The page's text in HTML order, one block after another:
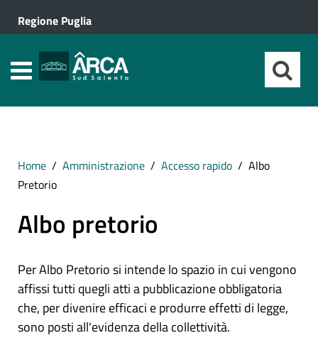
Regione Puglia
Home Amministrazione Accesso rapido
Albo
Pretorio
Albo pretorio
Per Albo Pretorio si intende lo spazio in cui vengono
affissi tutti quegli atti a pubblicazione obbligatoria
che, per divenire efficaci e produrre effetti di legge,
sono posti all'evidenza della collettività.